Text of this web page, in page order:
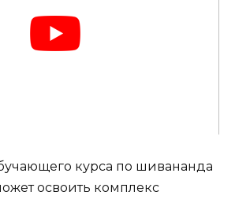
курса по шивананда
освоить комплекс